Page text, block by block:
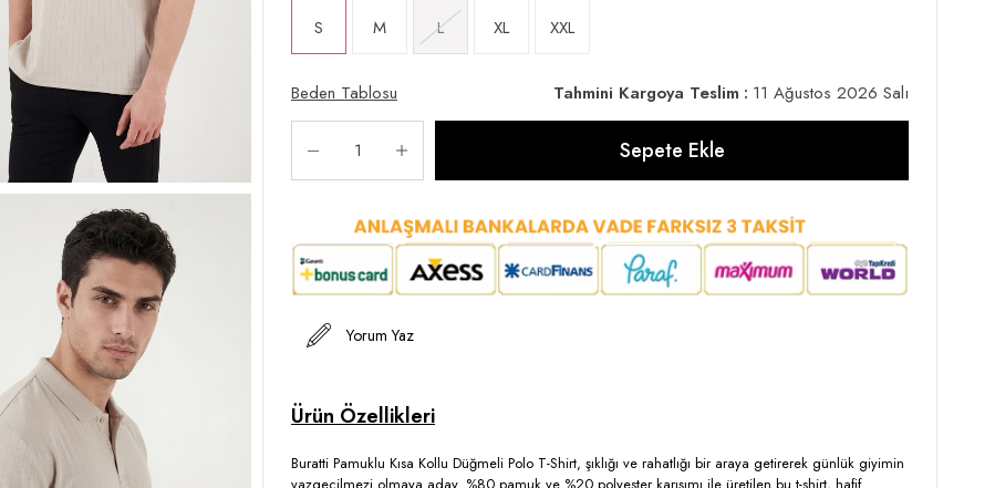
S M L XL XXL
Beden Tablosu Tahmini Kargoya Teslim : 11 Ağustos 2026 Salı
Yorum Yaz
Buratti Pamuklu Kısa Kollu Düğmeli Polo T-Shirt, şıklığı ve rahatlığı bir araya getirerek günlük giyimin